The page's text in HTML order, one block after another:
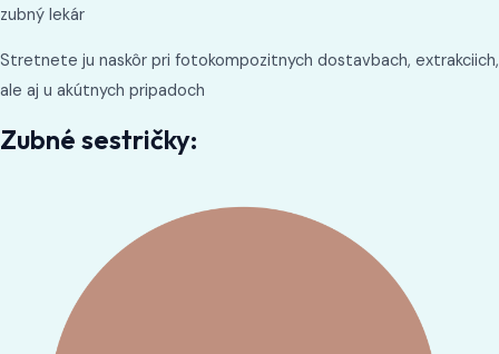
zubný lekár
Stretnete ju naskôr pri fotokompozitnych dostavbach, extrakciich,
ale aj u akútnych pripadoch
Zubné sestričky: